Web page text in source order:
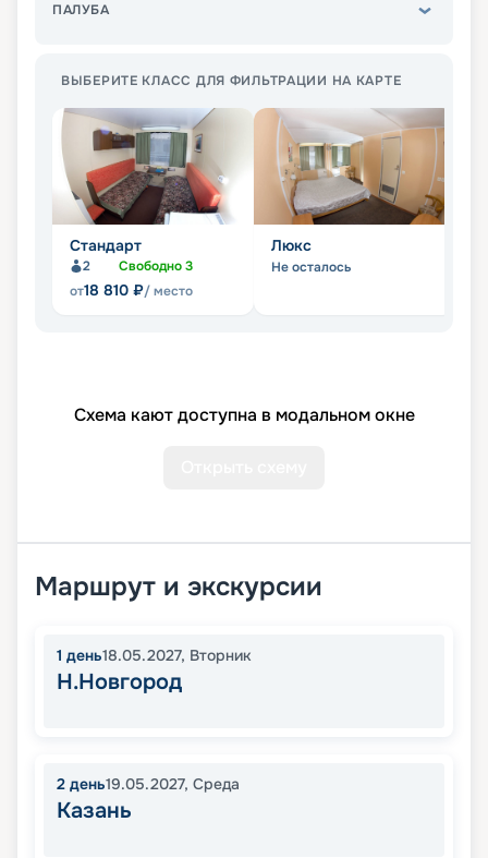
ПАЛУБА
ВЫБЕРИТЕ КЛАСС ДЛЯ ФИЛЬТРАЦИИ НА КАРТЕ
Стандарт
2 Свободно3
от18 810 ₽/ место
Люкс
Не осталось
Схема кают доступна в модальном окне
Маршрут и экскурсии
1 день18.05.2027, Вторник
Н.Новгород
2 день19.05.2027, Среда
Казань